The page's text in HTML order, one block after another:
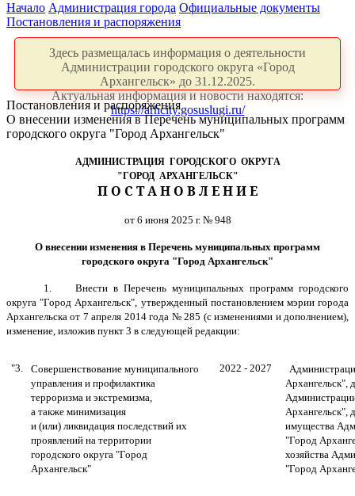
Начало Администрация города Официальные документы
Постановления и распоряжения
Здесь размещалась информация о деятельности
Администрации городского округа «Город
Архангельск» до 31.12.2025.
Актуальная информация и новости находятся:
https://arhcity.gosuslugi.ru/
Постановления и распоряжения
О внесении изменения в Перечень муниципальных программ
городского округа "Город Архангельск"
АДМИНИСТРАЦИЯ ГОРОДСКОГО ОКРУГА
"ГОРОД АРХАНГЕЛЬСК"
П О С Т А Н О В Л Е Н И Е
от 6 июня 2025 г. № 948
О внесении изменения в Перечень муниципальных программ
городского округа "Город Архангельск"
1.
Внести в Перечень муниципальных программ городского
округа "Город Архангельск", утвержденный постановлением мэрии города
Архангельска от 7 апреля 2014 года № 285 (с изменениями и дополнением),
изменение, изложив пункт 3 в следующей редакции:
"3.
Совершенствование муниципального
управления и профилактика
терроризма и экстремизма,
а также минимизация
и (или) ликвидация последствий их
проявлений на территории
городского округа "Город
Архангельск"
2022 - 2027
Архангельск",
Архангельск",
имущества
"Город
хозяйства
"Город